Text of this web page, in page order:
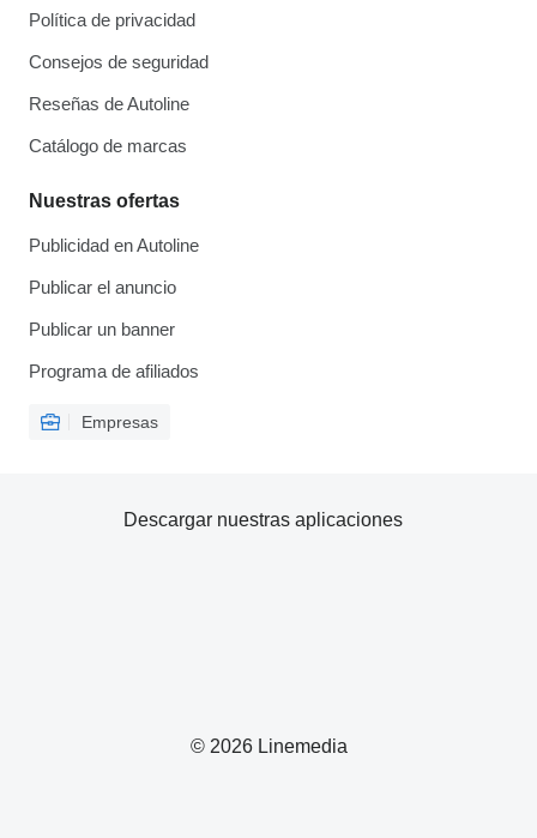
Política de privacidad
Consejos de seguridad
Reseñas de Autoline
Catálogo de marcas
Nuestras ofertas
Publicidad en Autoline
Publicar el anuncio
Publicar un banner
Programa de afiliados
Empresas
© 2026 Linemedia
Descargar nuestras aplicaciones